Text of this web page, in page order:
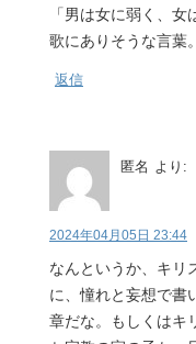
「男は女に弱く、女
歌にありそうな言葉。
返信
匿名 より:
2024年04月05日 23:44
なんというか、キリ
に、憧れと妄想で書
章だな。もしくはキ